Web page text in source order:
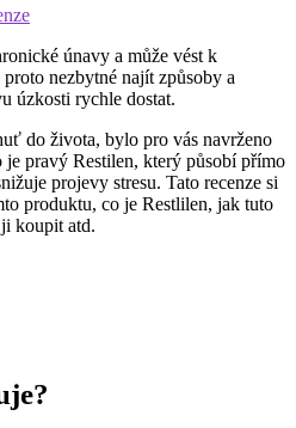
únavy a může vést k
nezbytné najít způsoby a
úzkosti rychle dostat.
do života, bylo pro vás navrženo
je pravý Restilen, který působí přímo
projevy stresu. Tato recenze si
produktu, co je Restlilen, jak tuto
koupit atd.